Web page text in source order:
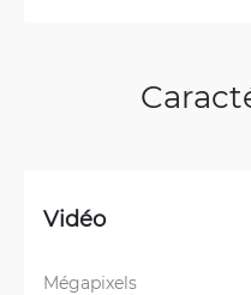
Vidéo
Mégapixels